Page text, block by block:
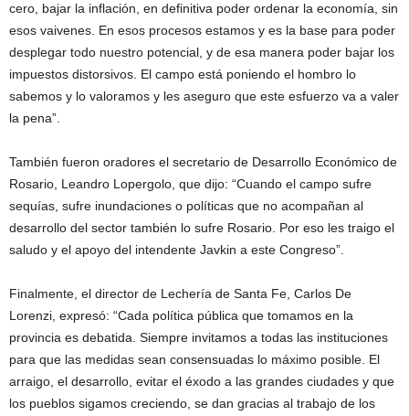
cero, bajar la inflación, en definitiva poder ordenar la economía, sin
esos vaivenes. En esos procesos estamos y es la base para poder
desplegar todo nuestro potencial, y de esa manera poder bajar los
impuestos distorsivos. El campo está poniendo el hombro lo
sabemos y lo valoramos y les aseguro que este esfuerzo va a valer
la pena”.
También fueron oradores el secretario de Desarrollo Económico de
Rosario, Leandro Lopergolo, que dijo: “Cuando el campo sufre
sequías, sufre inundaciones o políticas que no acompañan al
desarrollo del sector también lo sufre Rosario. Por eso les traigo el
saludo y el apoyo del intendente Javkin a este Congreso”.
Finalmente, el director de Lechería de Santa Fe, Carlos De
Lorenzi, expresó: “Cada política pública que tomamos en la
provincia es debatida. Siempre invitamos a todas las instituciones
para que las medidas sean consensuadas lo máximo posible. El
arraigo, el desarrollo, evitar el éxodo a las grandes ciudades y que
los pueblos sigamos creciendo, se dan gracias al trabajo de los